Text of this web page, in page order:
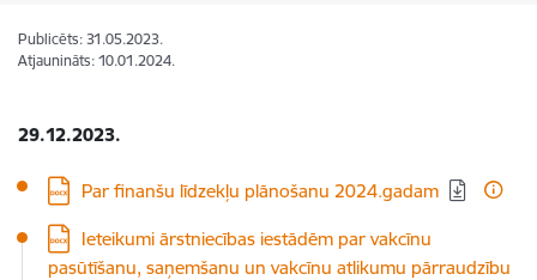
Publicēts: 31.05.2023.
Atjaunināts: 10.01.2024.
29.12.2023.
Lejupielādēt:
Par finanšu līdzekļu plānošanu 2024.gadam
Lejupielādēt:
Ieteikumi ārstniecības iestādēm par vakcīnu
pasūtīšanu, saņemšanu un vakcīnu atlikumu pārraudzību